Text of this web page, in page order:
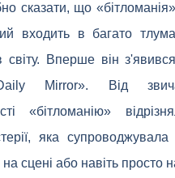
сказати, що
входить в багато
світу. Вперше він
Mirror». Від
«бітломанію»
яка
на сцені або навіть просто